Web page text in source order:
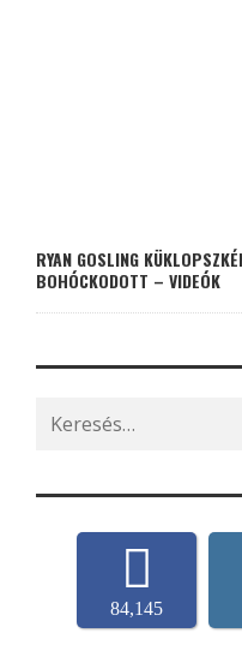
RYAN GOSLING
BOHÓCKODOTT – VIDEÓK
Search
for:
84,145